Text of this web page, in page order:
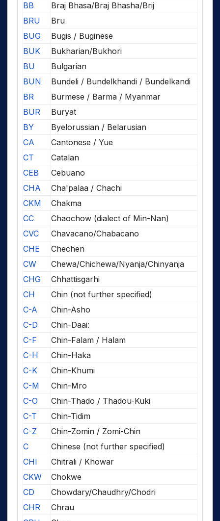
BB
Braj Bhasa/Braj Bhasha/Brij
BRU
Bru
BUG
Bugis / Buginese
BUK
Bukharian/Bukhori
BU
Bulgarian
BUN
Bundeli / Bundelkhandi / Bundelkandi
BR
Burmese / Barma / Myanmar
BUR
Buryat
BY
Byelorussian / Belarusian
CA
Cantonese / Yue
CT
Catalan
CEB
Cebuano
CHA
Cha'palaa / Chachi
CKM
Chakma
CC
Chaochow (dialect of Min-Nan)
CVC
Chavacano/Chabacano
CHE
Chechen
CW
Chewa/Chichewa/Nyanja/Chinyanja
CHG
Chhattisgarhi
CH
Chin (not further specified)
C-A
Chin-Asho
C-D
Chin-Daai:
C-F
Chin-Falam / Halam
C-H
Chin-Haka
C-K
Chin-Khumi
C-M
Chin-Mro
C-O
Chin-Thado / Thadou-Kuki
C-T
Chin-Tidim
C-Z
Chin-Zomin / Zomi-Chin
C
Chinese (not further specified)
CHI
Chitrali / Khowar
CKW
Chokwe
CD
Chowdary/Chaudhry/Chodri
CHR
Chrau